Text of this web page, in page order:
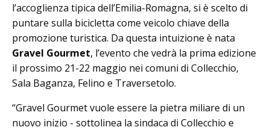
l’accoglienza tipica dell’Emilia-Romagna, si è scelto di
puntare sulla bicicletta come veicolo chiave della
promozione turistica. Da questa intuizione è nata
Gravel Gourmet, l’evento che vedrà la prima edizione
il prossimo 21-22 maggio nei comuni di Collecchio,
Sala Baganza, Felino e Traversetolo.
“Gravel Gourmet vuole essere la pietra miliare di un
nuovo inizio - sottolinea la sindaca di Collecchio e